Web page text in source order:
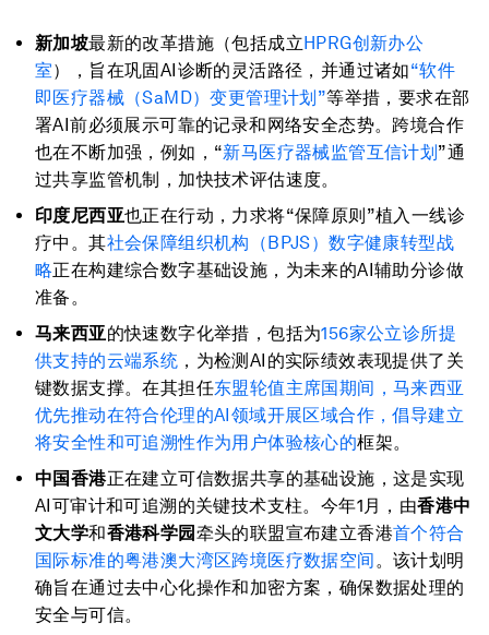
新加坡最新的改革措施（包括成立HPRG创新办公
室），旨在巩固AI诊断的灵活路径，并通过诸如“软件
即医疗器械（SaMD）变更管理计划”等举措，要求在部
署AI前必须展示可靠的记录和网络安全态势。跨境合作
也在不断加强，例如，“新马医疗器械监管互信计划”通
过共享监管机制，加快技术评估速度。
印度尼西亚也正在行动，力求将“保障原则”植入一线诊
疗中。其社会保障组织机构（BPJS）数字健康转型战
略正在构建综合数字基础设施，为未来的AI辅助分诊做
准备。
马来西亚的快速数字化举措，包括为156家公立诊所提
供支持的云端系统 ，为检测AI的实际绩效表现提供了关
键数据支撑。在其担任东盟轮值主席国期间，马来西亚
优先推动在符合伦理的AI领域开展区域合作，倡导建立
将安全性和可追溯性作为用户体验核心的框架。
中国香港正在建立可信数据共享的基础设施，这是实现
AI可审计和可追溯的关键技术支柱。今年1月，由香港中
文大学和香港科学园牵头的联盟宣布建立香港首个符合
国际标准的粤港澳大湾区跨境医疗数据空间。该计划明
确旨在通过去中心化操作和加密方案，确保数据处理的
安全与可信。